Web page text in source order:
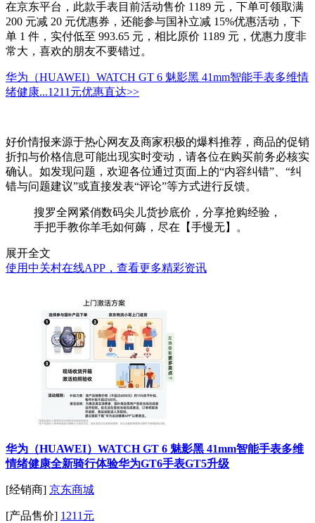
在京东平台，此款手表目前活动售价 1189 元，下单可领取满
200 元减 20 元优惠券，还能参与国补立减 15%优惠活动，下
单 1 件，实付低至 993.65 元，相比原价 1189 元，优惠力度非
常大，喜欢的朋友不要错过。
华为（HUAWEI）WATCH GT 6 魅影黑 41mm智能手表多维情
绪健康...1211元优惠直达>>
好价情报来源于热心网友及商家积极的爆料推荐，商品的促销
折扣与价格信息可能出现实时变动，请各位在购买前务必核实
确认。如发现问题，欢迎各位通过页面上的“内容纠错”、“纠
错与问题建议”或直接发表“评论”等方式进行反馈。
搜罗全网紧俏数码尖儿货抄底价，分享抢购经验，
手把手教你羊毛如何薅，尽在【手慢无】。
展开全文
使用中关村在线APP，查看更多精彩资讯
华为（HUAWEI）WATCH GT 6 魅影黑 41mm智能手表多维
情绪健康全新骑行体验华为GT6手表GT5升级
[经销商] 京东商城
[产品售价] 1211元